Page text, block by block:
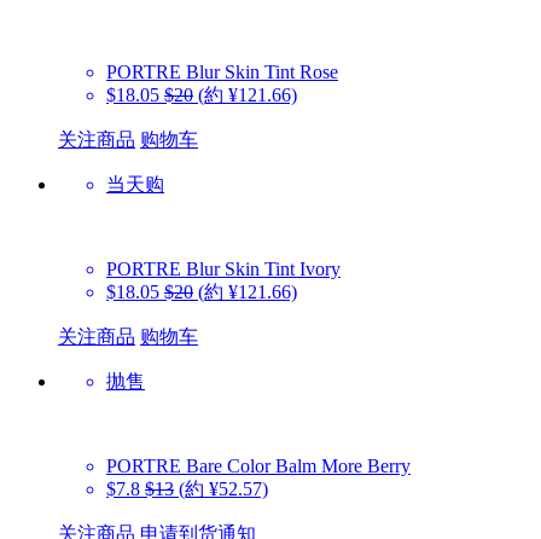
PORTRE Blur Skin Tint Rose
$18.05 $20 (約 ¥121.66)
关注商品 购物车
当天购
PORTRE Blur Skin Tint Ivory
$18.05 $20 (約 ¥121.66)
关注商品 购物车
抛售
PORTRE Bare Color Balm More Berry
$7.8 $13 (約 ¥52.57)
关注商品 申请到货通知